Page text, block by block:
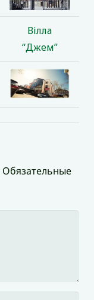
Вілла
“Джем”
Обязательные